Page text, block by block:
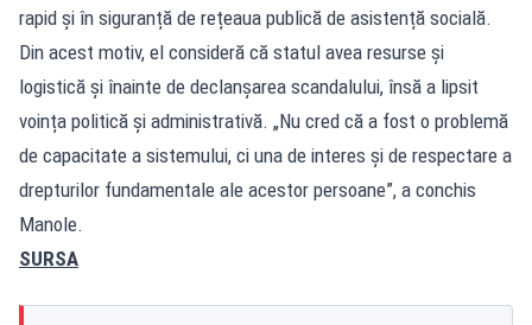
rapid și în siguranță de rețeaua publică de asistență socială.
Din acest motiv, el consideră că statul avea resurse și
logistică și înainte de declanșarea scandalului, însă a lipsit
voința politică și administrativă. „Nu cred că a fost o problemă
de capacitate a sistemului, ci una de interes și de respectare a
drepturilor fundamentale ale acestor persoane”, a conchis
Manole.
SURSA